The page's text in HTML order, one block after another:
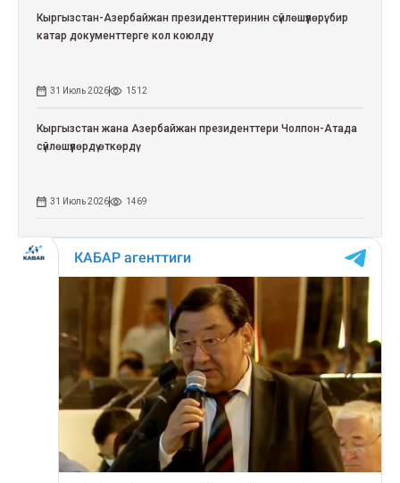
Кыргызстан-Азербайжан президенттеринин сүйлөшүүлөрү: бир
катар документтерге кол коюлду
31 Июль 2026 1512
Кыргызстан жана Азербайжан президенттери Чолпон-Атада
сүйлөшүүлөрдү өткөрдү
31 Июль 2026 1469